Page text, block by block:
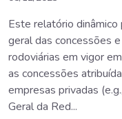
Este relatório dinâmico
geral das concessões
rodoviárias em vigor
as concessões
empresas privadas
Geral da Red...